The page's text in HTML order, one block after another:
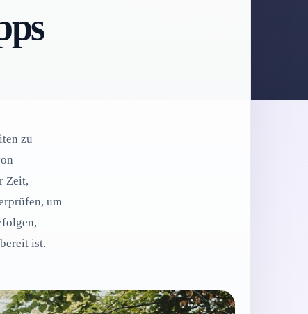
zu
Zeit,
um
ist.